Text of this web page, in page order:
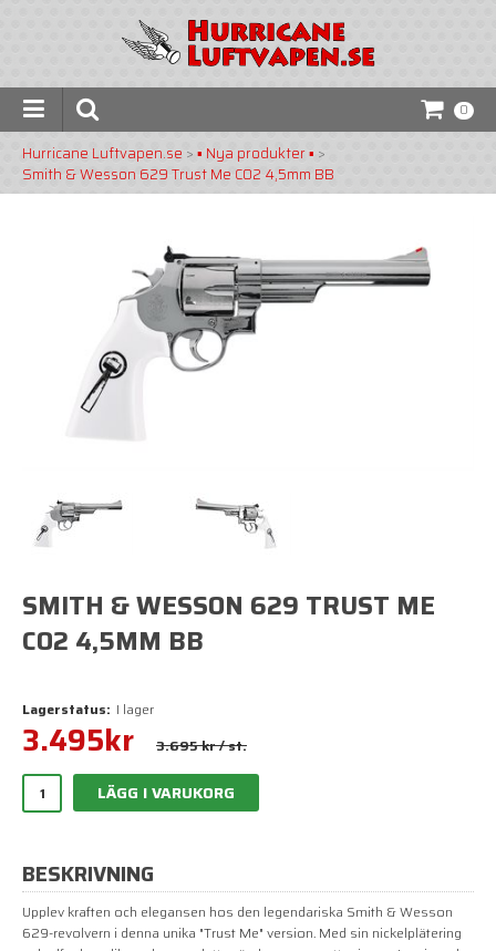
0
Hurricane Luftvapen.se >▪️ Nya produkter ▪️ >
Smith & Wesson 629 Trust Me CO2 4,5mm BB
SMITH & WESSON 629 TRUST ME
CO2 4,5MM BB
Lagerstatus: I lager
3.495kr 3.695 kr/ st.
LÄGG I VARUKORG
BESKRIVNING
Upplev kraften och elegansen hos den legendariska Smith & Wesson
629-revolvern i denna unika "Trust Me" version. Med sin nickelplätering